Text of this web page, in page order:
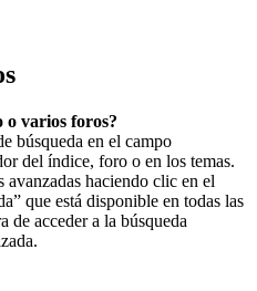
o varios foros?
búsqueda en el campo
del índice, foro o en los temas.
avanzadas haciendo clic en el
que está disponible en todas las
de acceder a la búsqueda